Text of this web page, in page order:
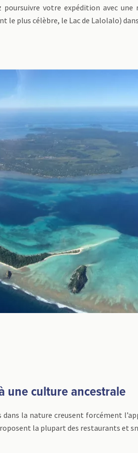
poursuivre votre expédition avec
le plus célèbre, le Lac de Lalolalo)
une culture ancestrale
dans la nature creusent forcément
la plupart des restaurants et